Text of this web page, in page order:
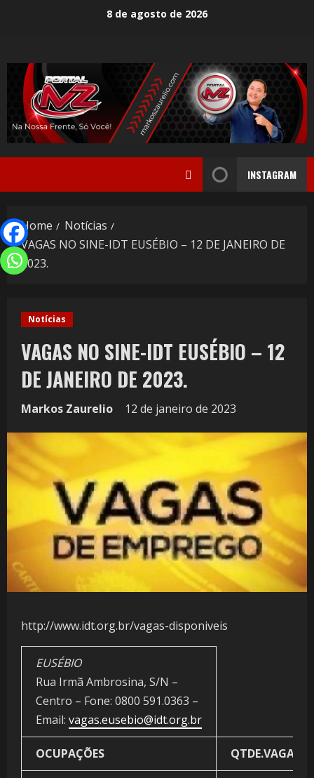
8 de agosto de 2026
INSTAGRAM
Home
Notícias
VAGAS NO SINE-IDT EUSÉBIO – 12 DE JANEIRO DE
2023.
Notícias
VAGAS NO SINE-IDT EUSÉBIO – 12
DE JANEIRO DE 2023.
Markos Zaurelio 12 de janeiro de 2023
http://www.idt.org.br/vagas-disponiveis
EUSÉBIO
Rua Irmã Ambrosina, S/N –
Centro – Fone: 0800 591.0363 –
Email: vagas.eusebio@idt.org.br
OCUPAÇÕES QTDE.VAGAS